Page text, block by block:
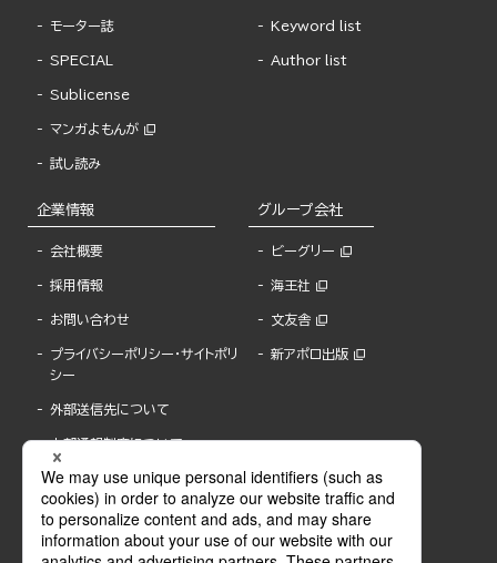
モーター誌
SPECIAL
Sublicense
マンガよもんが
試し読み
Keyword list
Author list
企業情報
会社概要
採用情報
お問い合わせ
プライバシーポリシー・サイトポリ
シー
外部送信先について
内部通報制度について
グループ会社
ビーグリー
海王社
文友舎
新アポロ出版